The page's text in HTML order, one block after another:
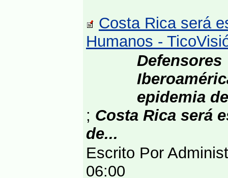
Costa Rica será
Humanos -
epidemia
; Costa Rica será
de...
Escrito Por
06:00